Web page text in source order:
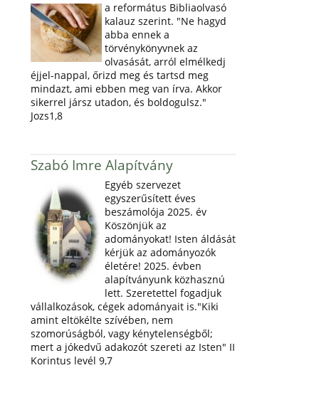
a református Bibliaolvasó
kalauz szerint. "Ne hagyd
abba ennek a
törvénykönyvnek az
olvasását, arról elmélkedj
éjjel-nappal, őrizd meg és tartsd meg
mindazt, ami ebben meg van írva. Akkor
sikerrel jársz utadon, és boldogulsz."
Jozs1,8
Szabó Imre Alapítvány
Egyéb szervezet
egyszerűsített éves
beszámolója 2025. év
Köszönjük az
adományokat! Isten áldását
kérjük az adományozók
életére! 2025. évben
alapítványunk közhasznú
lett. Szeretettel fogadjuk
vállalkozások, cégek adományait is."Kiki
amint eltökélte szívében, nem
szomorúságból, vagy kénytelenségből;
mert a jókedvű adakozót szereti az Isten" II
Korintus levél 9,7